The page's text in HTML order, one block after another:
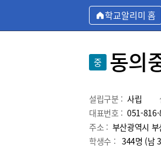
학교알리미 홈
중 동의
설립구분 : 사립
대표번호 : 051-
주소 : 부산광역시
학생수 : 344명 (남